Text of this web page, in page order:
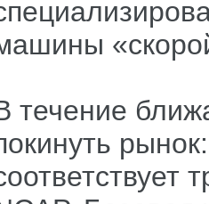
течение